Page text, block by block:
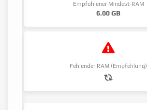
Empfohlener Mindest-RAM
6.00 GB
Fehlender RAM (Empfehlung)